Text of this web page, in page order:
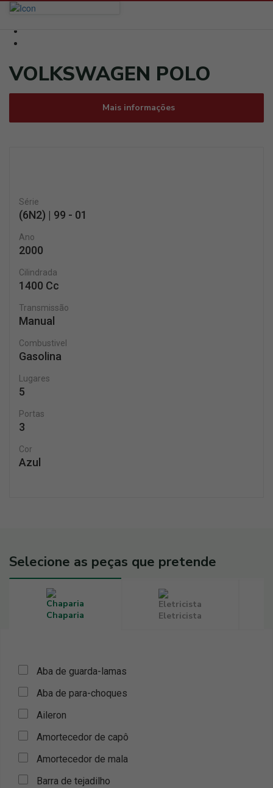
VOLKSWAGEN POLO
Mais informações
Série
(6N2) | 99 - 01
Ano
2000
Cilindrada
1400 Cc
Transmissão
Manual
Combustivel
Gasolina
Lugares
5
Portas
3
Cor
Azul
Selecione as peças que pretende
Chaparia Eletricista
Aba de guarda-lamas
Aba de para-choques
Aileron
Amortecedor de capô
Amortecedor de mala
Barra de tejadilho